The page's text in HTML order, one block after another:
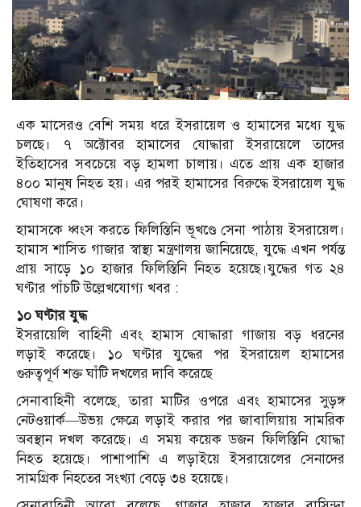
এক মাসেরও বেশি সময় ধরে ইসরায়েল ও হামাসের মধ্যে যুদ্ধ
চলছে। ৭ অক্টোবর হামাসের যোদ্ধারা ইসরায়েলে তাদের
ইতিহাসের সবচেয়ে বড় হামলা চালায়। এতে প্রায় এক হাজার
৪০০ মানুষ নিহত হয়। এর পরই হামাসের বিরুদ্ধে ইসরায়েল যুদ্ধ
ঘোষণা করে।
হামাসকে ধ্বংস করতে ফিলিস্তিনি ভূখণ্ডে সেনা পাঠায় ইসরায়েল।
হামাস শাসিত গাজার স্বাস্থ্য মন্ত্রণালয় জানিয়েছে, যুদ্ধে এখন পর্যন্ত
প্রায় সাড়ে ১০ হাজার ফিলিস্তিনি নিহত হয়েছে।যুদ্ধের গত ২৪
ঘণ্টার পাঁচটি উল্লেখযোগ্য খবর :
১০ ঘণ্টার যুদ্ধ
ইসরায়েলি বাহিনী এবং হামাস যোদ্ধারা গাজায় বড় ধরনের
লড়াই করেছে। ১০ ঘণ্টার যুদ্ধের পর ইসরায়েল হামাসের
গুরুত্বপূর্ণ শক্ত ঘাঁটি দখলের দাবি করেছে
সেনাবাহিনী বলেছে, তারা মাটির ওপরে এবং হামাসের সুড়ঙ্গ
নেটওয়ার্ক—উভয় ক্ষেত্রে লড়াই করার পর জাবালিয়ায় সামরিক
অবস্থান দখল করেছে। এ সময় কয়েক ডজন ফিলিস্তিনি যোদ্ধা
নিহত হয়েছে। পাশাপাশি এ লড়াইয়ে ইসরায়েলের সেনাদের
সামগ্রিক নিহতের সংখ্যা বেড়ে ৩৪ হয়েছে।